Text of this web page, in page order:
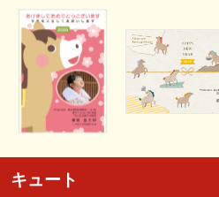
キュート